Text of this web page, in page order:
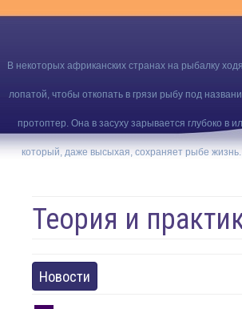
В некоторых африканских странах на рыбалку
лопатой, чтобы откопать в грязи рыбу под
протоптер. Она в засуху зарывается глубоко в
который, даже высыхая, сохраняет рыбе жизнь.
Теория и
Новости